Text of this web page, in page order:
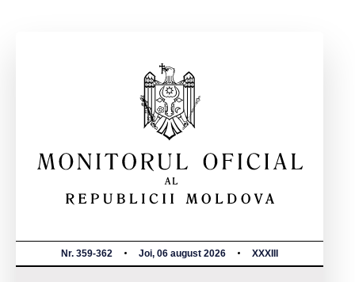
Nr. 359-362 Joi, 06 august 2026 XXXIII